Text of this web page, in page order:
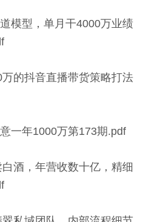
模型，单月干4000万业绩
的抖音直播带货策略打法
一年1000万第173期.pdf
酒，年营收数十亿，精细